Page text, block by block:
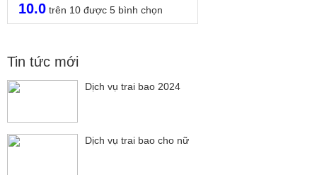
10.0 trên 10 được 5 bình chọn
Tin tức mới
Dịch vụ trai bao 2024
Dịch vụ trai bao cho nữ